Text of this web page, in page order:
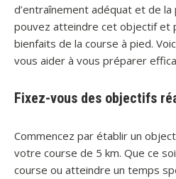
d’entraînement adéquat et de
pouvez atteindre cet objectif et
bienfaits de la course à pied.
vous aider à vous préparer
Fixez-vous des objectifs
Commencez par établir un
votre course de 5 km. Que ce
course ou atteindre un temps